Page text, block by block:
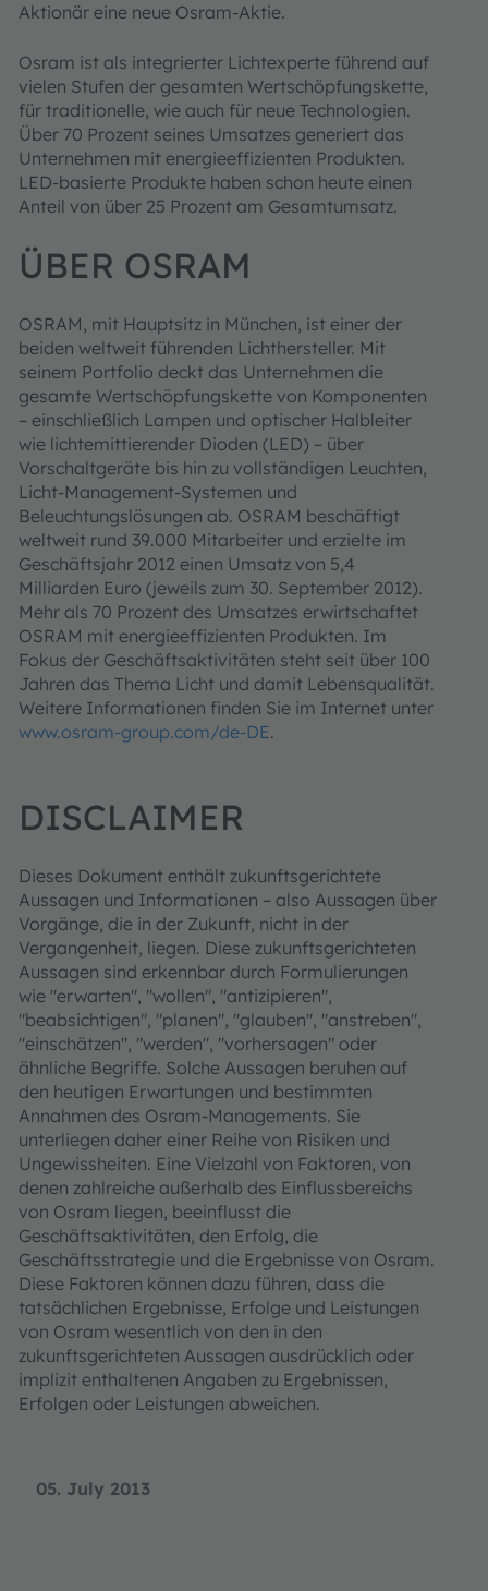
05. July 2013
Aktionär eine neue Osram-Aktie.
Osram ist als integrierter Lichtexperte führend auf
vielen Stufen der gesamten Wertschöpfungskette,
für traditionelle, wie auch für neue Technologien.
Über 70 Prozent seines Umsatzes generiert das
Unternehmen mit energieeffizienten Produkten.
LED-basierte Produkte haben schon heute einen
Anteil von über 25 Prozent am Gesamtumsatz.
ÜBER OSRAM
OSRAM, mit Hauptsitz in München, ist einer der
beiden weltweit führenden Lichthersteller. Mit
seinem Portfolio deckt das Unternehmen die
gesamte Wertschöpfungskette von Komponenten
– einschließlich Lampen und optischer Halbleiter
wie lichtemittierender Dioden (LED) – über
Vorschaltgeräte bis hin zu vollständigen Leuchten,
Licht-Management-Systemen und
Beleuchtungslösungen ab. OSRAM beschäftigt
weltweit rund 39.000 Mitarbeiter und erzielte im
Geschäftsjahr 2012 einen Umsatz von 5,4
Milliarden Euro (jeweils zum 30. September 2012).
Mehr als 70 Prozent des Umsatzes erwirtschaftet
OSRAM mit energieeffizienten Produkten. Im
Fokus der Geschäftsaktivitäten steht seit über 100
Jahren das Thema Licht und damit Lebensqualität.
Weitere Informationen finden Sie im Internet unter
www.osram-group.com/de-DE.
DISCLAIMER
Dieses Dokument enthält zukunftsgerichtete
Aussagen und Informationen – also Aussagen über
Vorgänge, die in der Zukunft, nicht in der
Vergangenheit, liegen. Diese zukunftsgerichteten
Aussagen sind erkennbar durch Formulierungen
wie "erwarten", "wollen", "antizipieren",
"beabsichtigen", "planen", "glauben", "anstreben",
"einschätzen", "werden", "vorhersagen" oder
ähnliche Begriffe. Solche Aussagen beruhen auf
den heutigen Erwartungen und bestimmten
Annahmen des Osram-Managements. Sie
unterliegen daher einer Reihe von Risiken und
Ungewissheiten. Eine Vielzahl von Faktoren, von
denen zahlreiche außerhalb des Einflussbereichs
von Osram liegen, beeinflusst die
Geschäftsaktivitäten, den Erfolg, die
Geschäftsstrategie und die Ergebnisse von Osram.
Diese Faktoren können dazu führen, dass die
tatsächlichen Ergebnisse, Erfolge und Leistungen
von Osram wesentlich von den in den
zukunftsgerichteten Aussagen ausdrücklich oder
implizit enthaltenen Angaben zu Ergebnissen,
Erfolgen oder Leistungen abweichen.